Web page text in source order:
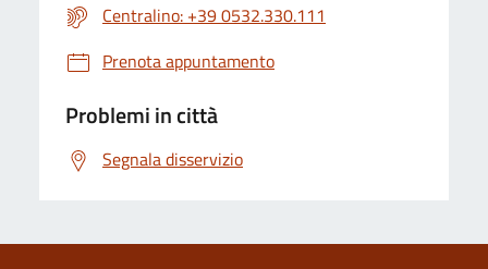
Centralino: +39 0532.330.111
Prenota appuntamento
Problemi in città
Segnala disservizio